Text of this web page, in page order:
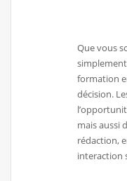
Que vous
formation
décision.
mais aussi
rédaction,
interaction